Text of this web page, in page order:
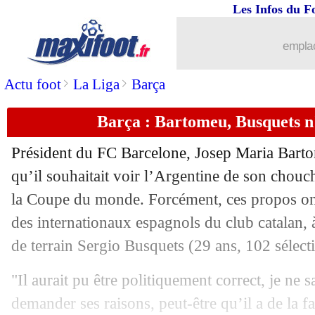
Actu foot> La Liga> Barça
Les Infos du
Barça : Bartomeu, Busquets
Président du FC Barcelone, Josep Maria
qu’il souhaitait voir l’Argentine de son
la Coupe du monde. Forcément, ces propos
des internationaux espagnols du club
de terrain Sergio Busquets (29 ans, 102
"Il aurait pu être politiquement correct, je ne
demander ses raisons, peut-être qu’il a de la
: Rabiot, la mise en garde de
13/06 Roma: Courtois pour remplacer
Espagne : Ramos prend la parole
13/06 Séville: N’Zonzi évoque son avenir
13/06 Sporting: 114,5 M€ vont partir en
13/06 Bologne : F. Inzaghi nouvel
13/06 Espagne: Lopetegui viré, Fabregas
Lyon : Diakhaby négocie avec